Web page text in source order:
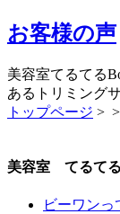
お客様の声
美容室てるてる
あるトリミング
トップページ > >
美容室 てるて
ビーワンっ